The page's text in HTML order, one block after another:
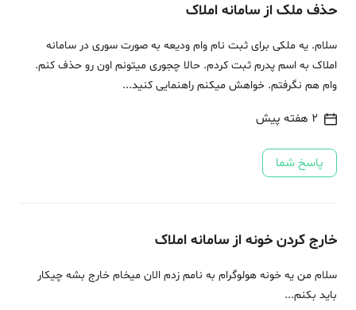
حذف ملک از سامانه املاک
سلام. یه ملکی برای ثبت نام وام ودیعه به صورت سوری در سامانه
املاک به اسم پدرم ثبت کردم. حالا چجوری میتونم اون رو حذف کنم.
وام هم نگرفتم. خواهش میکنم راهنمایی کنید...
2 هفته پیش
پاسخ شما
خارج کردن خونه از سامانه املاک
سلام من یه خونه هولوگرام به نامم زدم الان میخام خارج بشه چیکار
باید بکنم...